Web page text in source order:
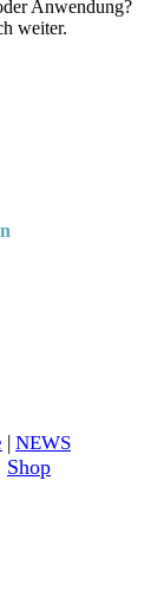
Anwendung?
weiter.
| NEWS
Shop